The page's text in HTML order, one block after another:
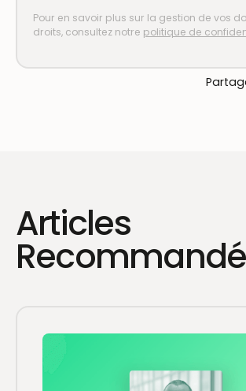
Pour en savoir plus sur la gestion de vos
droits, consultez notre politique de
Articles